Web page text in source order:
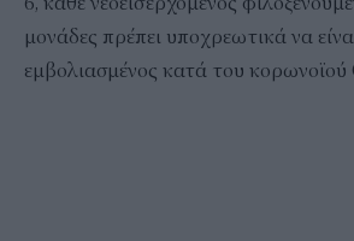
μονάδες πρέπει υποχρεωτικά να
εμβολιασμένος κατά του κορωνοϊού